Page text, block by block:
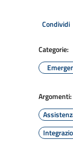
Condividi
Categorie:
Argomenti: